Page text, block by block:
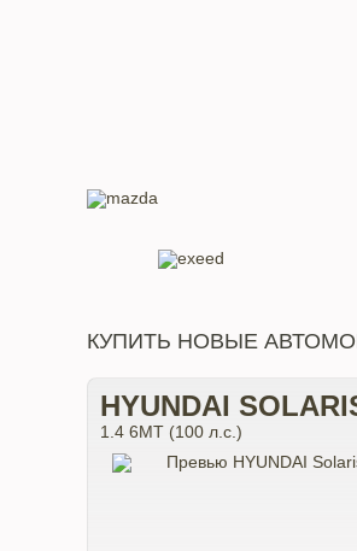
КУПИТЬ НОВЫЕ
HYUNDAI
1.4 6МТ (100 л.с.)